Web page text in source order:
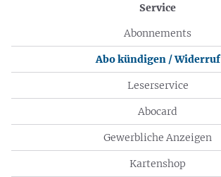
Service
Abonnements
Abo kündigen / Widerruf
Leserservice
Abocard
Gewerbliche Anzeigen
Kartenshop